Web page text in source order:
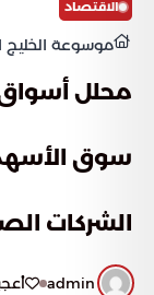
الاقتصاد
موسوعة الخليج
سوق
الشركات
admin